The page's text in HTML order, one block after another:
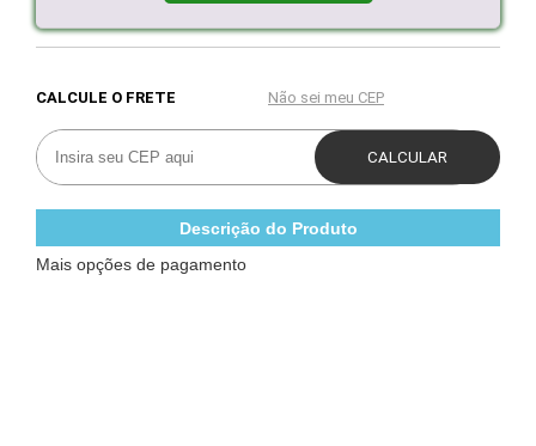
Descrição do Produto
Mais opções de pagamento